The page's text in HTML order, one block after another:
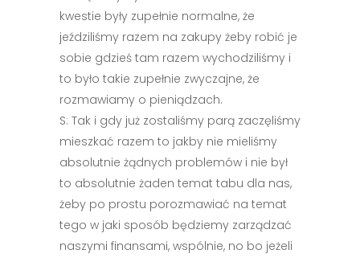
kwestie były zupełnie normalne, że
jeździliśmy razem na zakupy żeby robić je
sobie gdzieś tam razem wychodziliśmy i
to było takie zupełnie zwyczajne, że
rozmawiamy o pieniądzach.
S: Tak i gdy już zostaliśmy parą zaczęliśmy
mieszkać razem to jakby nie mieliśmy
absolutnie żądnych problemów i nie był
to absolutnie żaden temat tabu dla nas,
żeby po prostu porozmawiać na temat
tego w jaki sposób będziemy zarządzać
naszymi finansami, wspólnie, no bo jeżeli